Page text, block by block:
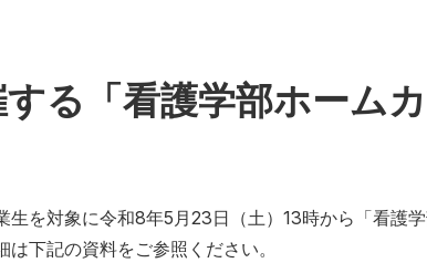
る「看護学部ホーム
生を対象に令和8年5月23日（土）13時から「看護
下記の資料をご参照ください。